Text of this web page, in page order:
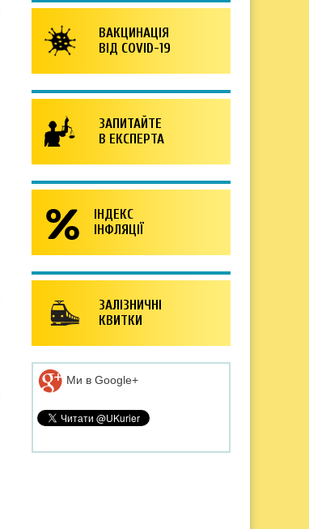
ВАКЦИНАЦІЯ
ВІД COVID-19
ЗАПИТАЙТЕ
В ЕКСПЕРТА
ІНДЕКС
ІНФЛЯЦІЇ
ЗАЛІЗНИЧНІ
КВИТКИ
Ми в Google+